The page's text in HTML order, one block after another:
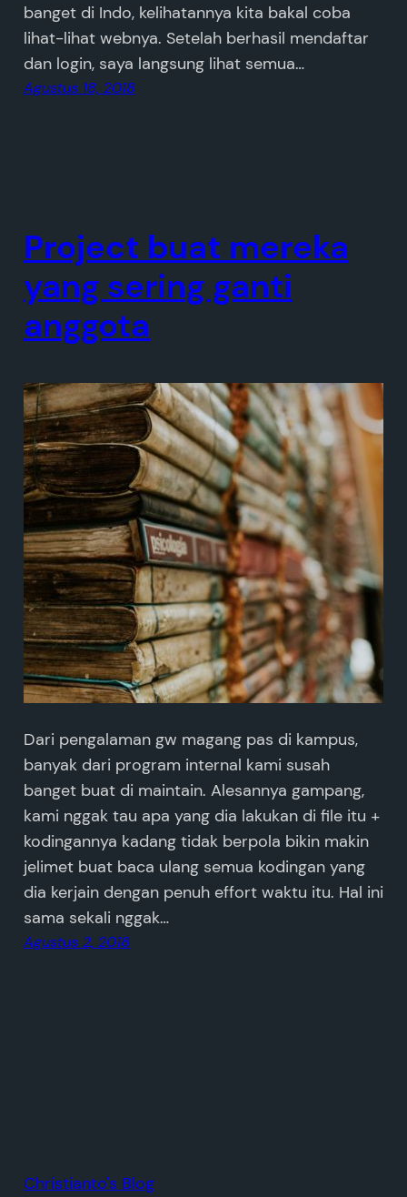
banget di Indo, kelihatannya kita bakal coba
lihat-lihat webnya. Setelah berhasil mendaftar
dan login, saya langsung lihat semua…
Agustus 18, 2018
Project buat mereka
yang sering ganti
anggota
Dari pengalaman gw magang pas di kampus,
banyak dari program internal kami susah
banget buat di maintain. Alesannya gampang,
kami nggak tau apa yang dia lakukan di file itu +
kodingannya kadang tidak berpola bikin makin
jelimet buat baca ulang semua kodingan yang
dia kerjain dengan penuh effort waktu itu. Hal ini
sama sekali nggak…
Agustus 2, 2018
Christianto's Blog